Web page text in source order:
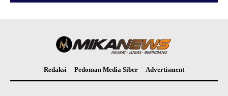
Redaksi Pedoman Media Siber Advertisment